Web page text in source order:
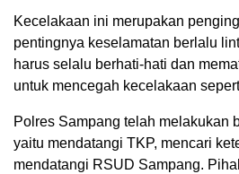
Kecelakaan ini merupakan
pentingnya keselamatan berlalu
harus selalu berhati-hati dan
untuk mencegah kecelakaan
Polres Sampang telah melakukan
yaitu mendatangi TKP, mencari
mendatangi RSUD Sampang.